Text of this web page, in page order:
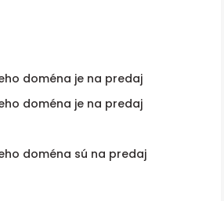
doména je na predaj
doména je na predaj
doména sú na predaj